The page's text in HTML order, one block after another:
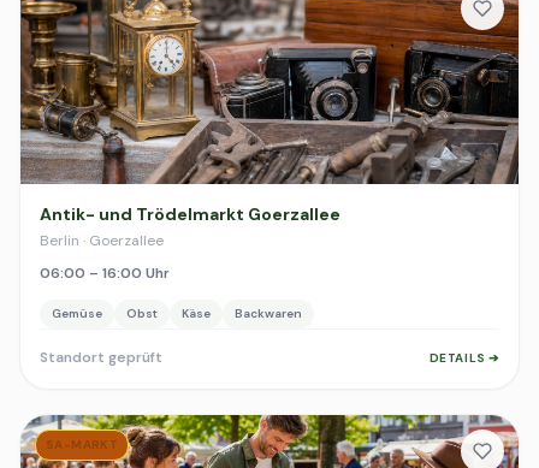
Antik- und Trödelmarkt Goerzallee
Berlin · Goerzallee
06:00 – 16:00 Uhr
Gemüse Obst Käse Backwaren
Standort geprüft DETAILS ➔
SA-MARKT